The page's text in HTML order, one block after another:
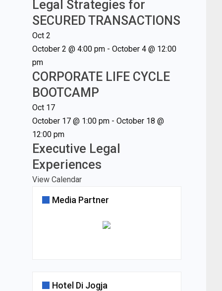
Legal Strategies for
SECURED TRANSACTIONS
Oct 2
October 2 @ 4:00 pm- October 4 @ 12:00
pm
CORPORATE LIFE CYCLE
BOOTCAMP
Oct 17
October 17 @ 1:00 pm- October 18 @
12:00 pm
Executive Legal
Experiences
View Calendar
Media Partner
Hotel Di Jogja